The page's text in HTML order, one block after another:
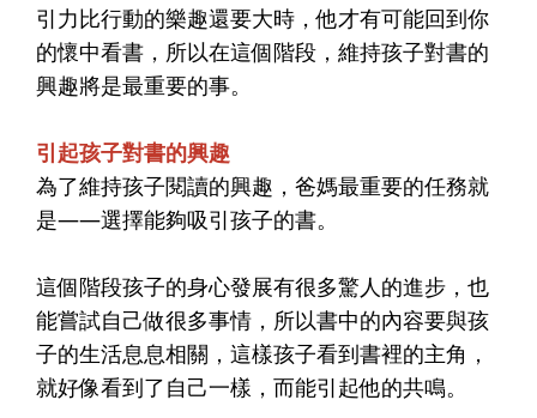
引力比行動的樂趣還要大時，他才有可能回到你
的懷中看書，所以在這個階段，維持孩子對書的
興趣將是最重要的事。
引起孩子對書的興趣
為了維持孩子閱讀的興趣，爸媽最重要的任務就
是——選擇能夠吸引孩子的書。
這個階段孩子的身心發展有很多驚人的進步，也
能嘗試自己做很多事情，所以書中的內容要與孩
子的生活息息相關，這樣孩子看到書裡的主角，
就好像看到了自己一樣，而能引起他的共鳴。